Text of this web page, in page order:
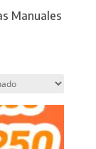
Manuales